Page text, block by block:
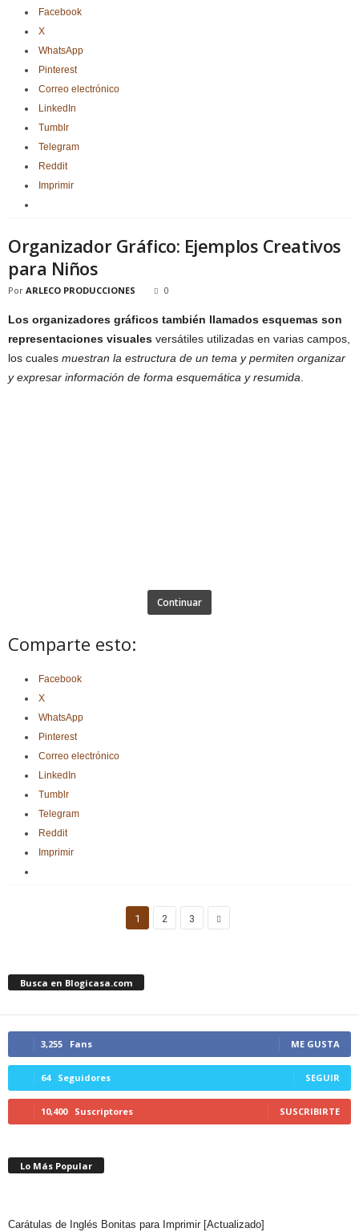
Facebook
X
WhatsApp
Pinterest
Correo electrónico
LinkedIn
Tumblr
Telegram
Reddit
Imprimir
Organizador Gráfico: Ejemplos Creativos
para Niños
Por ARLECO PRODUCCIONES 0
Los organizadores gráficos también llamados esquemas son
representaciones visuales versátiles utilizadas en varias campos,
los cuales muestran la estructura de un tema y permiten organizar
y expresar información de forma esquemática y resumida
Continuar
Comparte esto:
Facebook
X
WhatsApp
Pinterest
Correo electrónico
LinkedIn
Tumblr
Telegram
Reddit
Imprimir
1 2 3
Busca en Blogicasa.com
3,255 Fans ME GUSTA
64 Seguidores SEGUIR
10,400 Suscriptores SUSCRIBIRTE
Lo Más Popular
Carátulas de Inglés Bonitas para Imprimir [Actualizado]